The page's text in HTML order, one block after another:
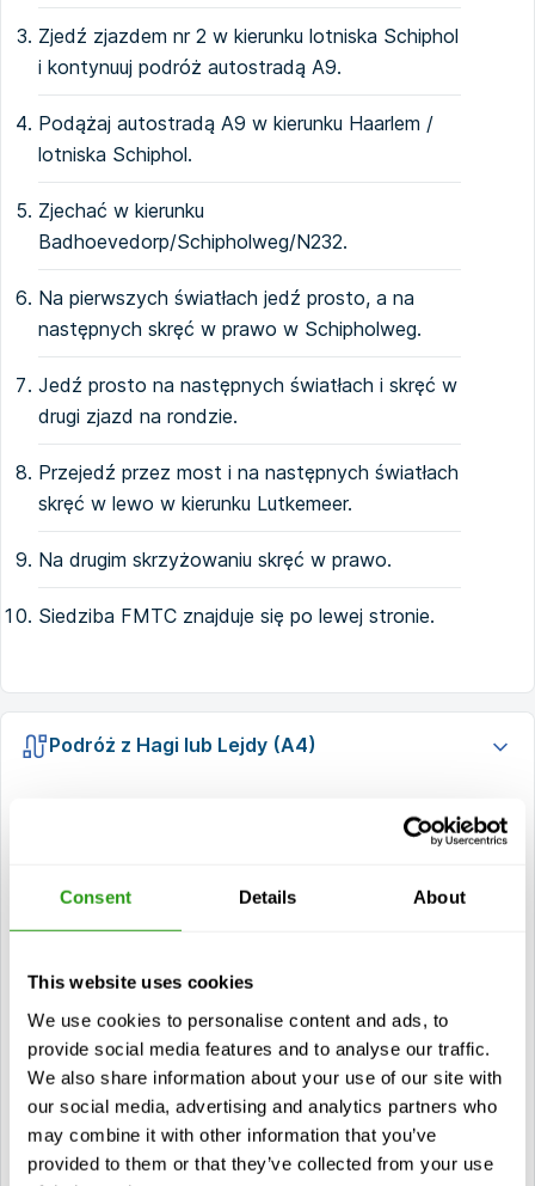
Consent Details About
This website uses cookies
We use cookies to personalise content and ads, to
provide social media features and to analyse our traffic.
We also share information about your use of our site with
our social media, advertising and analytics partners who
may combine it with other information that you’ve
provided to them or that they’ve collected from your use
Zjedź zjazdem nr 2 w kierunku lotniska Schiphol
i kontynuuj podróż autostradą A9.
Podążaj autostradą A9 w kierunku Haarlem /
lotniska Schiphol.
Zjechać w kierunku
Badhoevedorp/Schipholweg/N232.
Na pierwszych światłach jedź prosto, a na
następnych skręć w prawo w Schipholweg.
Jedź prosto na następnych światłach i skręć w
drugi zjazd na rondzie.
Przejedź przez most i na następnych światłach
skręć w lewo w kierunku Lutkemeer.
Na drugim skrzyżowaniu skręć w prawo.
Siedziba FMTC znajduje się po lewej stronie.
Podróż z Hagi lub Lejdy (A4)
Wjedź na autostradę A9 na skrzyżowaniu
Raasdorp
Zjechać w kierunku
Badhoevedorp/Schipholweg/N232.
Jedź prosto i skręć w drugi zjazd na rondzie.
Przejedź przez most i na następnych światłach